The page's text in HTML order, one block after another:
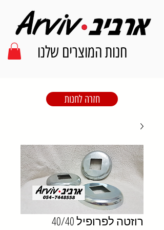
חנות המוצרים שלנו
חזרה לחנות
רוזטה לפרופיל 40/40